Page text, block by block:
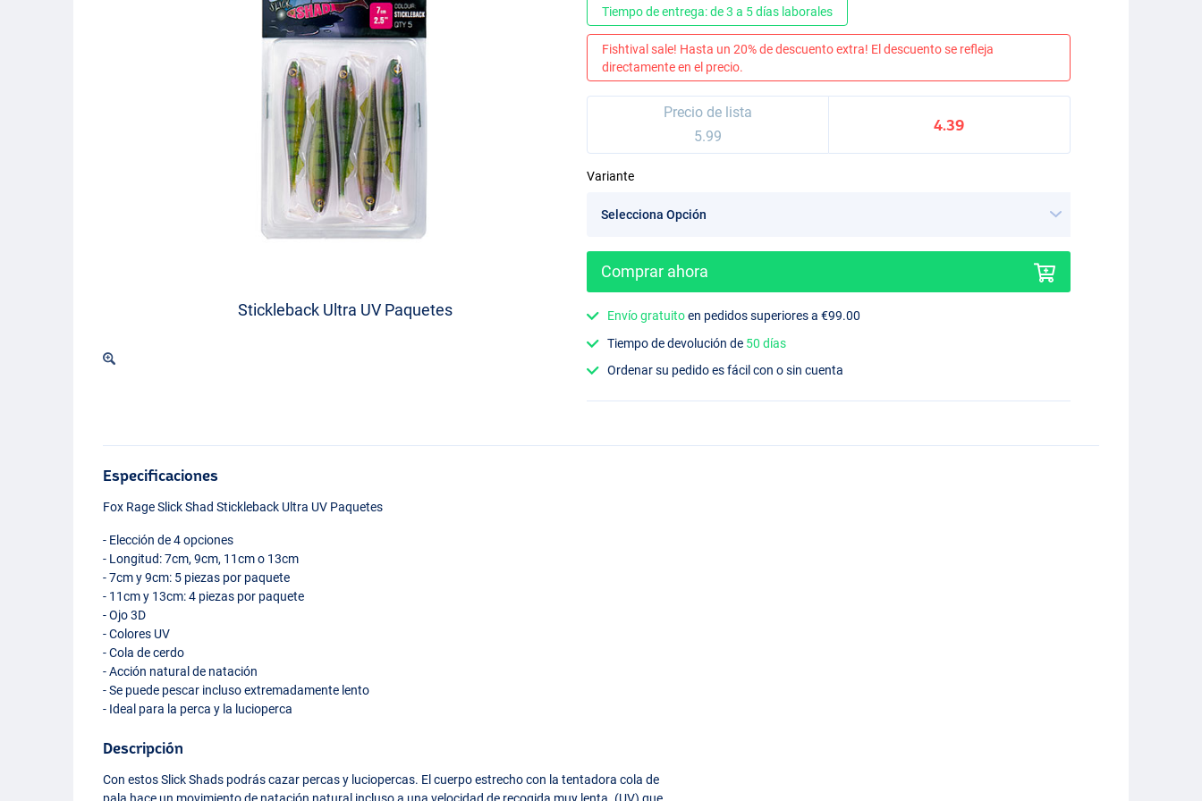
Stickleback Ultra UV Paquetes
Stickleback Ultra UV Paquetes
Tiempo de entrega: de 3 a 5 días laborales
Fishtival sale! Hasta un 20% de descuento extra! El descuento se refleja
directamente en el precio.
Precio de lista
5.99
4.39
Variante
Comprar ahora
Envío gratuitoen pedidos superiores a €99.00
Tiempo de devolución de 50 días
Ordenar su pedido es fácil con o sin cuenta
Especificaciones
Fox Rage Slick Shad Stickleback Ultra UV Paquetes
- Elección de 4 opciones
- Longitud: 7cm, 9cm, 11cm o 13cm
- 7cm y 9cm: 5 piezas por paquete
- 11cm y 13cm: 4 piezas por paquete
- Ojo 3D
- Colores UV
- Cola de cerdo
- Acción natural de natación
- Se puede pescar incluso extremadamente lento
- Ideal para la perca y la lucioperca
Descripción
Con estos Slick Shads podrás cazar percas y luciopercas. El cuerpo estrecho con la tentadora cola de